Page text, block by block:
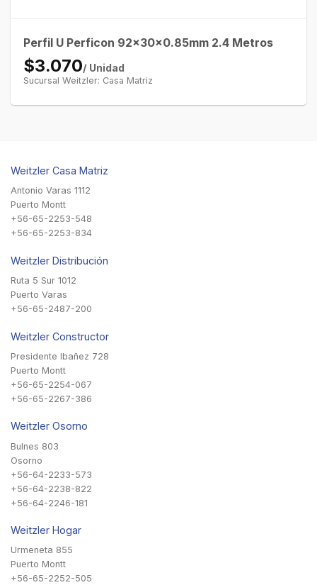
Perfil U Perficon 92x30x0.85mm 2.4 Metros
$3.070/ Unidad
Sucursal Weitzler: Casa Matriz
Weitzler Casa Matriz
Antonio Varas 1112
Puerto Montt
+56-65-2253-548
+56-65-2253-834
Weitzler Distribución
Ruta 5 Sur 1012
Puerto Varas
+56-65-2487-200
Weitzler Constructor
Presidente Ibañez 728
Puerto Montt
+56-65-2254-067
+56-65-2267-386
Weitzler Osorno
Bulnes 803
Osorno
+56-64-2233-573
+56-64-2238-822
+56-64-2246-181
Weitzler Hogar
Urmeneta 855
Puerto Montt
+56-65-2252-505